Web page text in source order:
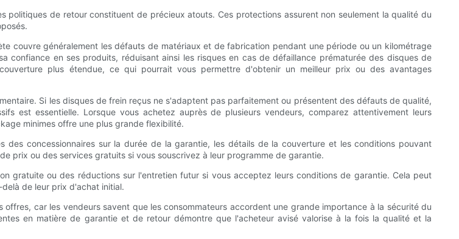
de retour constituent de précieux atouts. Ces protections assurent non seulement la qualité du
couvre généralement les défauts de matériaux et de fabrication pendant une période ou un kilométrage
confiance en ses produits, réduisant ainsi les risques en cas de défaillance prématurée des disques de
plus étendue, ce qui pourrait vous permettre d'obtenir un meilleur prix ou des avantages
Si les disques de frein reçus ne s'adaptent pas parfaitement ou présentent des défauts de qualité,
est essentielle. Lorsque vous achetez auprès de plusieurs vendeurs, comparez attentivement leurs
minimes offre une plus grande flexibilité.
concessionnaires sur la durée de la garantie, les détails de la couverture et les conditions pouvant
prix ou des services gratuits si vous souscrivez à leur programme de garantie.
gratuite ou des réductions sur l'entretien futur si vous acceptez leurs conditions de garantie. Cela peut
de leur prix d'achat initial.
car les vendeurs savent que les consommateurs accordent une grande importance à la sécurité du
en matière de garantie et de retour démontre que l'acheteur avisé valorise à la fois la qualité et la